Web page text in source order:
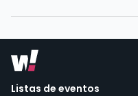
Listas de eventos